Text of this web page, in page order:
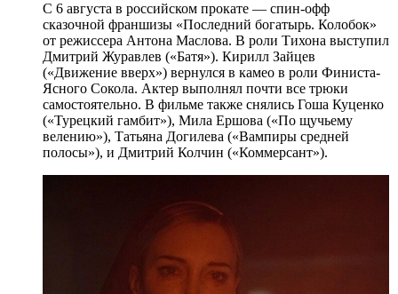
С 6 августа в российском прокате — спин-офф
сказочной франшизы «Последний богатырь. Колобок»
от режиссера Антона Маслова. В роли Тихона выступил
Дмитрий Журавлев («Батя»). Кирилл Зайцев
(«Движение вверх») вернулся в камео в роли Финиста-
Ясного Сокола. Актер выполнял почти все трюки
самостоятельно. В фильме также снялись Гоша Куценко
(«Турецкий гамбит»), Мила Ершова («По щучьему
велению»), Татьяна Догилева («Вампиры средней
полосы»), и Дмитрий Колчин («Коммерсант»).